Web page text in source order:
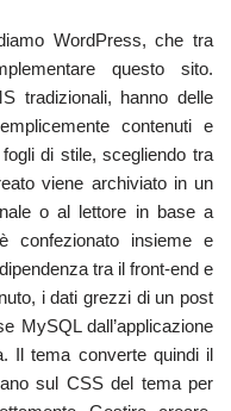
WordPress, che tra
questo sito.
tradizionali, hanno delle
contenuti e
di stile, scegliendo tra
viene archiviato in un
o al lettore in base a
confezionato insieme e
tra il front-end e
i dati grezzi di un post
MySQL dall’applicazione
Il tema converte quindi il
sul CSS del tema per